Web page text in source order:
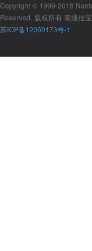
Copyright © 1999-2018
Reserved. 版权所有 南通佳
苏ICP备12059173号-1